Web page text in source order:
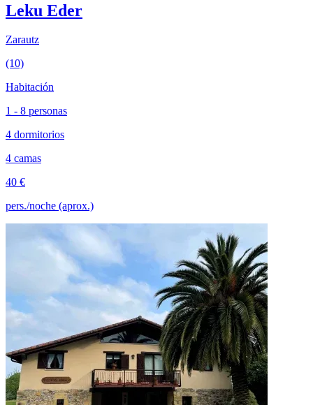
Leku Eder
Zarautz
(10)
Habitación
1 - 8 personas
4 dormitorios
4 camas
40 €
pers./noche (aprox.)